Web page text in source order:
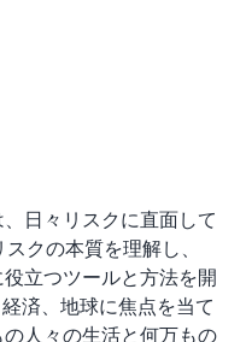
日々リスクに直面して
クの本質を理解し、
立つツールと方法を開
済、地球に焦点を当て
人々の生活と何万もの